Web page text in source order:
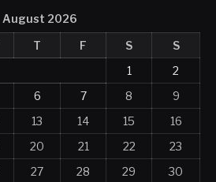
August 2026
T F S
S
1
2
6 7 8
9
13 14 15
16
20 21 22
23
27 28 29 30